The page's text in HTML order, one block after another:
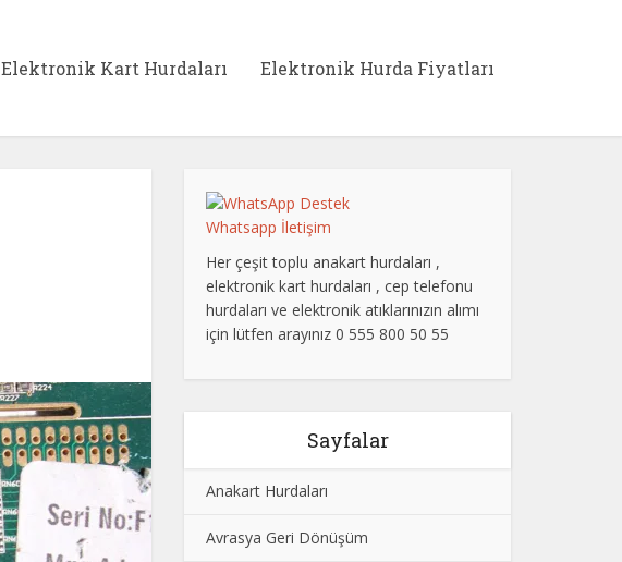
Elektronik Kart Hurdaları Elektronik Hurda Fiyatları
Whatsapp İletişim
Her çeşit toplu anakart hurdaları ,
elektronik kart hurdaları , cep telefonu
hurdaları ve elektronik atıklarınızın alımı
için lütfen arayınız 0 555 800 50 55
Sayfalar
Anakart Hurdaları
Avrasya Geri Dönüşüm